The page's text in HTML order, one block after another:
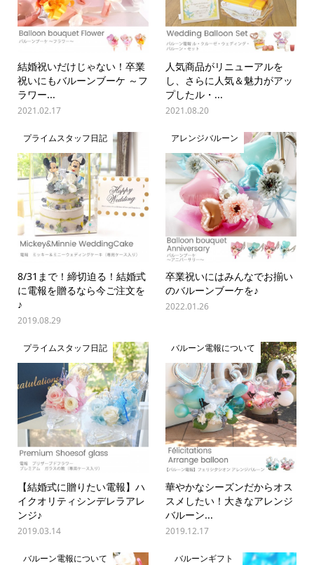
結婚祝いだけじゃない！卒業
祝いにもバルーンブーケ ～フ
ラワー...
2021.02.17
人気商品がリニューアルを
し、さらに人気＆魅力がアッ
プしたル・...
2021.08.20
プライムスタッフ日記
8/31まで！締切迫る！結婚式
に電報を贈るなら今ご注文を
♪
2019.08.29
アレンジバルーン
卒業祝いにはみんなでお揃い
のバルーンブーケを♪
2022.01.26
プライムスタッフ日記
【結婚式に贈りたい電報】ハ
イクオリティシンデレラアレ
ンジ♪
2019.03.14
バルーン電報について
華やかなシーズンだからオス
スメしたい！大きなアレンジ
バルーン...
2019.12.17
バルーン電報について バルーンギフト